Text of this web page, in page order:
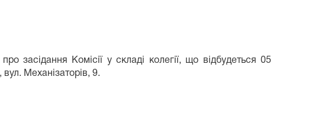
засідання Комісії у складі колегії, що відбудеться 05
Механізаторів, 9.